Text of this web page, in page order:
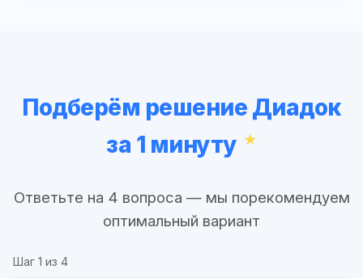
Подберём решение Диадок
за 1 минуту
Ответьте на 4 вопроса — мы порекомендуем
оптимальный вариант
Шаг 1 из 4